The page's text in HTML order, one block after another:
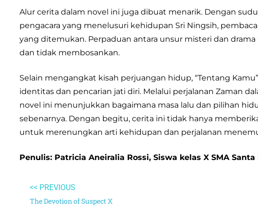
Alur cerita dalam novel ini juga dibuat menarik. Dengan
pengacara yang menelusuri kehidupan Sri Ningsih,
yang ditemukan. Perpaduan antara unsur misteri dan
dan tidak membosankan.
Selain mengangkat kisah perjuangan hidup, “Tentang
identitas dan pencarian jati diri. Melalui perjalanan Zaman
novel ini menunjukkan bagaimana masa lalu dan pilihan
sebenarnya. Dengan begitu, cerita ini tidak hanya
untuk merenungkan arti kehidupan dan perjalanan
Penulis: Patricia Aneiralia Rossi, Siswa kelas X SMA Santa
<< PREVIOUS
The Devotion of Suspect X